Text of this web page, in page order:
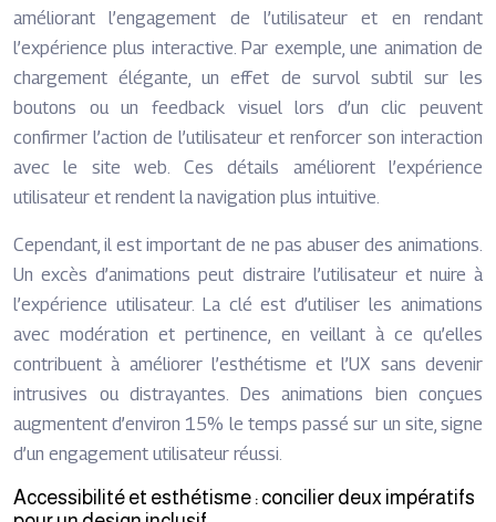
améliorant l’engagement de l’utilisateur et en rendant
l’expérience plus interactive. Par exemple, une animation de
chargement élégante, un effet de survol subtil sur les
boutons ou un feedback visuel lors d’un clic peuvent
confirmer l’action de l’utilisateur et renforcer son interaction
avec le site web. Ces détails améliorent l’expérience
utilisateur et rendent la navigation plus intuitive.
Cependant, il est important de ne pas abuser des animations.
Un excès d’animations peut distraire l’utilisateur et nuire à
l’expérience utilisateur. La clé est d’utiliser les animations
avec modération et pertinence, en veillant à ce qu’elles
contribuent à améliorer l’esthétisme et l’UX sans devenir
intrusives ou distrayantes. Des animations bien conçues
augmentent d’environ 15% le temps passé sur un site, signe
d’un engagement utilisateur réussi.
Accessibilité et esthétisme : concilier deux impératifs